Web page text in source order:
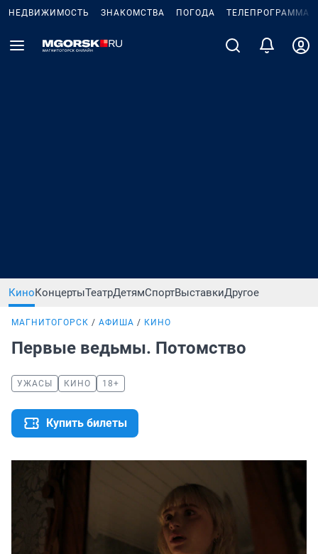
НЕДВИЖИМОСТЬ ЗНАКОМСТВА ПОГОДА ТЕЛЕПРОГРАММА
КиноКонцертыТеатрДетямСпортВыставкиДругое
МАГНИТОГОРСК АФИША КИНО
Первые ведьмы. Потомство
УЖАСЫ КИНО 18+
Купить билеты